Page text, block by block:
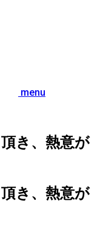
menu
き、熱意が
き、熱意が